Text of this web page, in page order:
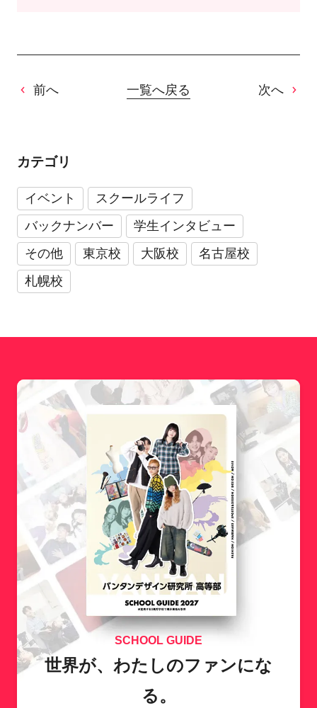
前へ 一覧へ戻る 次へ
カテゴリ
イベント
スクールライフ
バックナンバー
学生インタビュー
その他
東京校 大阪校
名古屋校
札幌校
SCHOOL GUIDE
世界が、わたしのファンにな
る。